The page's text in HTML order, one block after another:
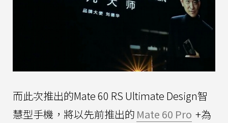
而此次推出的Mate 60 RS Ultimate Design智
慧型手機，將以先前推出的 Mate 60 Pro +為